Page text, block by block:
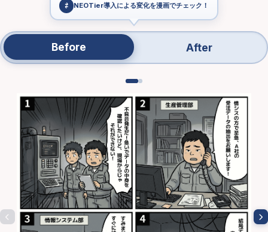
⇄ NEOTier導入による変化を漫画でチェック！
Before After